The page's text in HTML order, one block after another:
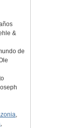
&
de
,
,